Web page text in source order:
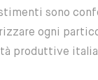
sono
ogni
produttive